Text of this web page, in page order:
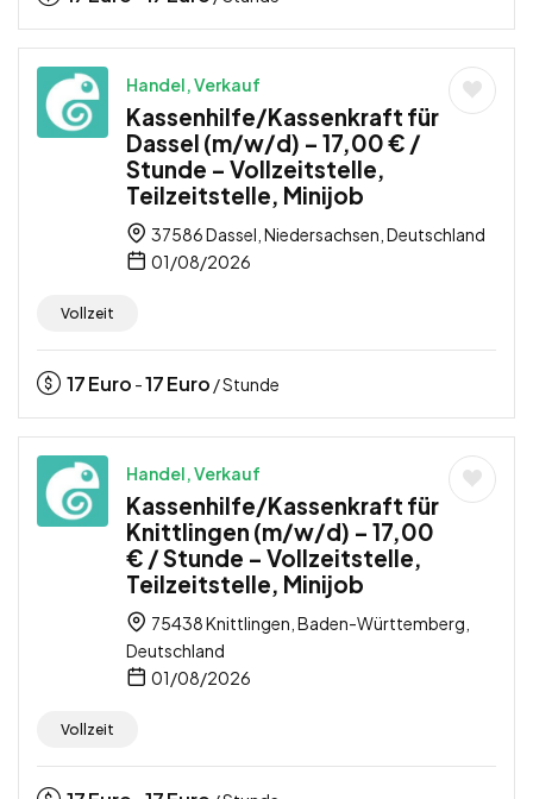
Handel, Verkauf
Kassenhilfe/Kassenkraft für
Dassel (m/w/d) – 17,00 € /
Stunde – Vollzeitstelle,
Teilzeitstelle, Minijob
37586 Dassel, Niedersachsen, Deutschland
01/08/2026
Vollzeit
17Euro -17Euro / Stunde
Handel, Verkauf
Kassenhilfe/Kassenkraft für
Knittlingen (m/w/d) – 17,00
€ / Stunde – Vollzeitstelle,
Teilzeitstelle, Minijob
75438 Knittlingen, Baden-Württemberg,
Deutschland
01/08/2026
Vollzeit